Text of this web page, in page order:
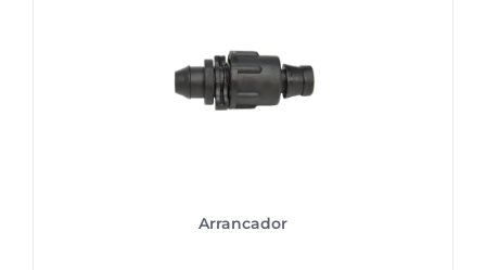
Arrancador